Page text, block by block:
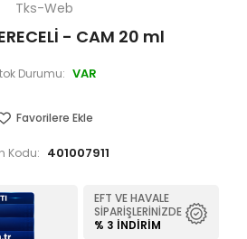
Tks-Web
- CAM 20 ml
Durumu: VAR
Favorilere Ekle
Kodu: 401007911
EFT VE HAVALE
SIPARIŞLERINIZDE
% 3 İNDIRIM